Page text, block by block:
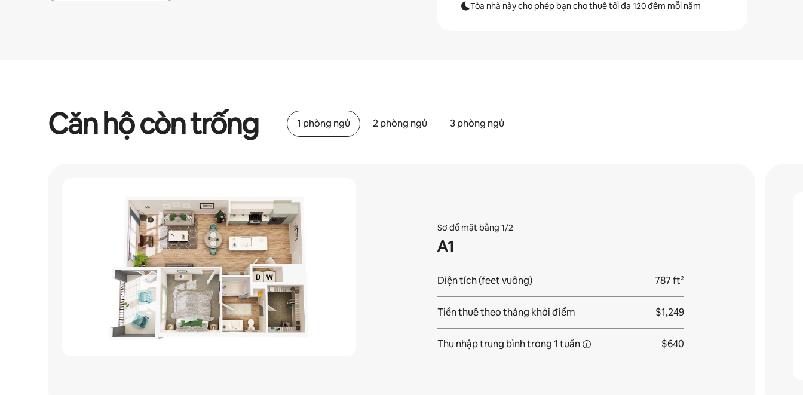
Tòa nhà này cho phép bạn cho thuê tối đa 120 đêm mỗi năm
Căn hộ còn trống 1 phòng ngủ 2 phòng ngủ 3 phòng ngủ
Sơ đồ mặt bằng 1/2
A1
Diện tích (feet vuông) 787 ft²
Tiền thuê theo tháng khởi điểm $1,249
Thu nhập trung bình trong1 tuần $640